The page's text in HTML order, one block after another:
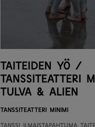
Taiteiden yö /
Tanssiteatteri
Tulva & ALIEN
Tanssiteatteri Minimi